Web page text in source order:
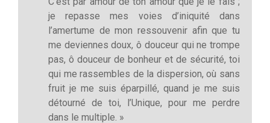
je repasse mes voies d’iniquité dans
l’amertume de mon ressouvenir afin que tu
me deviennes doux, ô douceur qui ne trompe
pas, ô douceur de bonheur et de sécurité, toi
qui me rassembles de la dispersion, où sans
fruit je me suis éparpillé, quand je me suis
détourné de toi, l’Unique, pour me perdre
dans le multiple. »